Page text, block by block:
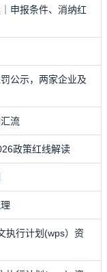
申报条件、消纳红
公示，两家企业及
流
政策红线解读
执行计划(wps）资